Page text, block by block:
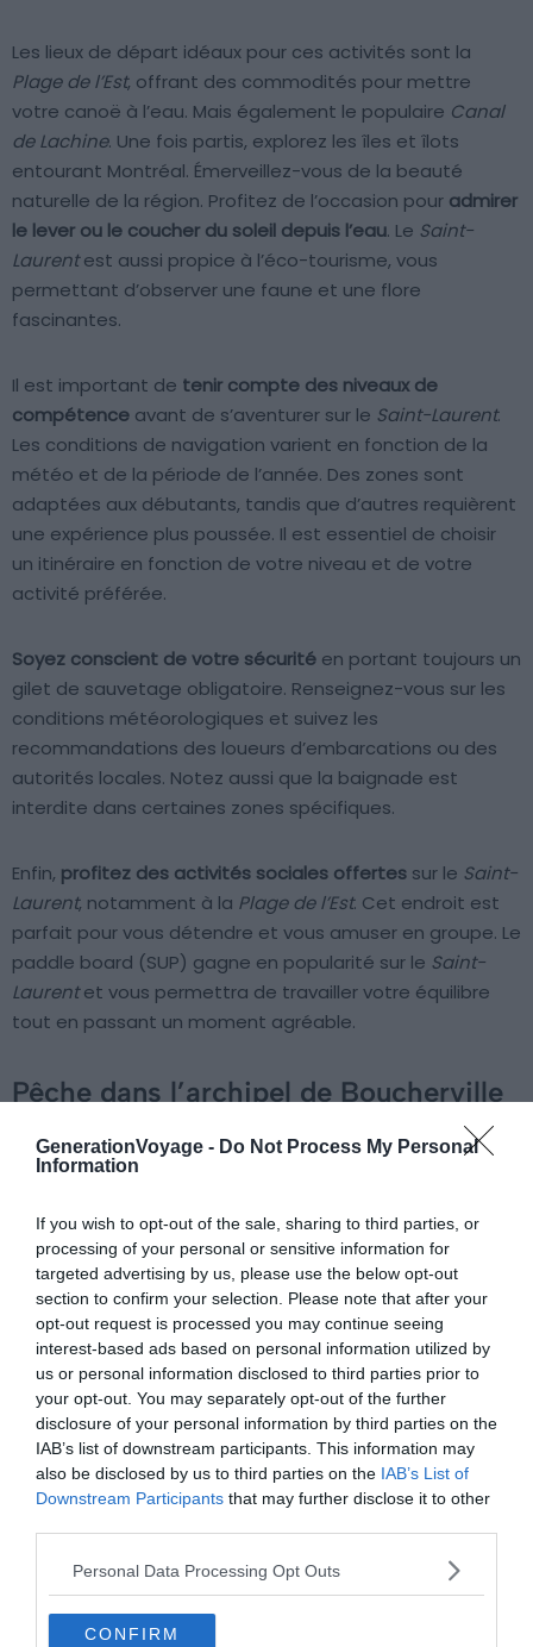
GenerationVoyage - Do Not Process My Personal
Information
If you wish to opt-out of the sale, sharing to third parties, or
processing of your personal or sensitive information for
targeted advertising by us, please use the below opt-out
section to confirm your selection. Please note that after your
opt-out request is processed you may continue seeing
interest-based ads based on personal information utilized by
us or personal information disclosed to third parties prior to
your opt-out. You may separately opt-out of the further
disclosure of your personal information by third parties on the
IAB’s list of downstream participants. This information may
also be disclosed by us to third parties on the IAB’s List of
Downstream Participants that may further disclose it to other
Personal Data Processing Opt Outs
CONFIRM
Les lieux de départ idéaux pour ces activités sont la
Plage de l’Est, offrant des commodités pour mettre
votre canoë à l’eau. Mais également le populaire Canal
de Lachine. Une fois partis, explorez les îles et îlots
entourant Montréal. Émerveillez-vous de la beauté
naturelle de la région. Profitez de l’occasion pour admirer
le lever ou le coucher du soleil depuis l’eau. Le Saint-
Laurentest aussi propice à l’éco-tourisme, vous
permettant d’observer une faune et une flore
fascinantes.
Il est important de tenir compte des niveaux de
compétence avant de s’aventurer sur le Saint-Laurent.
Les conditions de navigation varient en fonction de la
météo et de la période de l’année. Des zones sont
adaptées aux débutants, tandis que d’autres requièrent
une expérience plus poussée. Il est essentiel de choisir
un itinéraire en fonction de votre niveau et de votre
activité préférée.
Soyez conscient de votre sécurité en portant toujours un
gilet de sauvetage obligatoire. Renseignez-vous sur les
conditions météorologiques et suivez les
recommandations des loueurs d’embarcations ou des
autorités locales. Notez aussi que la baignade est
interdite dans certaines zones spécifiques.
Enfin, profitez des activités sociales offertes sur le Saint-
Laurent, notamment à la Plage de l’Est. Cet endroit est
parfait pour vous détendre et vous amuser en groupe. Le
paddle board (SUP) gagne en popularité sur le Saint-
Laurentet vous permettra de travailler votre équilibre
tout en passant un moment agréable.
Pêche dans l’archipel de Boucherville
Shutterstock – Color Chaser
Pendant votre séjour, profitez d’un excellent spot de
archipel de Boucherville
. Ce dernier offre un
environnement naturel préservé, idéal pour observer la